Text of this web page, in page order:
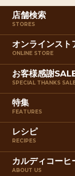
店舗検索
STORES
オンラインスト
ONLINE STORE
お客様感謝
SPECIAL THANKS
特集
FEATURES
レシピ
RECIPES
カルディコーヒ
ABOUT US